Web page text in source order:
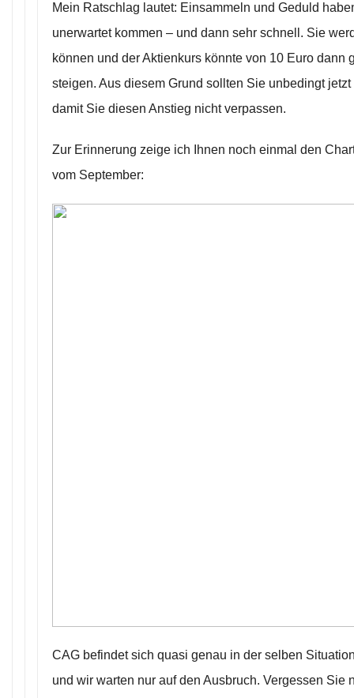
Mein Ratschlag lautet: Einsammeln und Geduld
unerwartet kommen – und dann sehr schnell. Sie
können und der Aktienkurs könnte von 10 Euro dann
steigen. Aus diesem Grund sollten Sie unbedingt
damit Sie diesen Anstieg nicht verpassen.
Zur Erinnerung zeige ich Ihnen noch einmal den
vom September:
CAG befindet sich quasi genau in der selben
und wir warten nur auf den Ausbruch. Vergessen Sie